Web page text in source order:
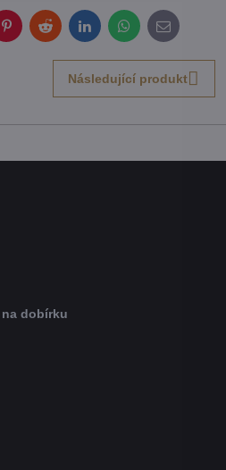
PinterestRedditLinkedInWhatsApp
E-
mail
Následující produkt
dobírku